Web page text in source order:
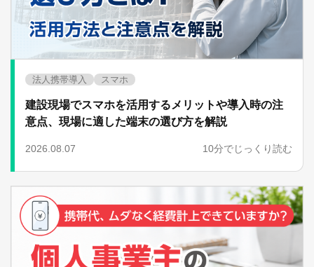
法人携帯導入 スマホ
建設現場でスマホを活用するメリットや導入時の注
意点、現場に適した端末の選び方を解説
2026.08.07 10分でじっくり読む